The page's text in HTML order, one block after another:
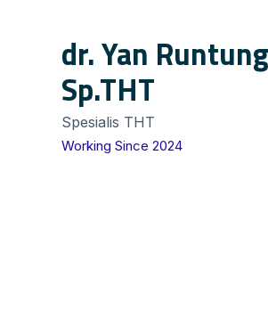
dr. Yan
Sp.THT
Spesialis THT
Working Since 2024